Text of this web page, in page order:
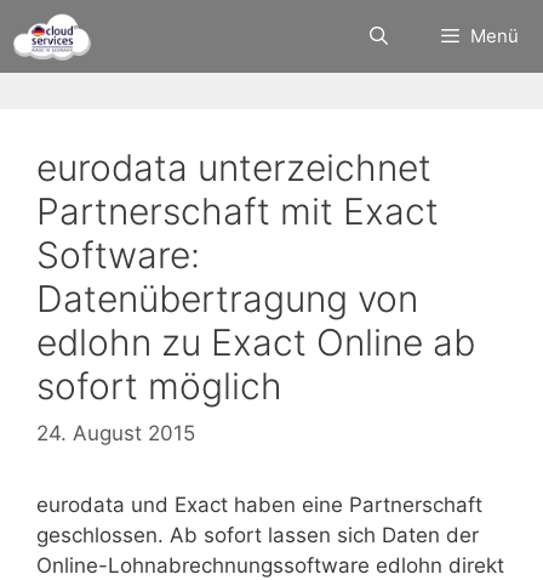
Inhalt
springen
Menü
eurodata unterzeichnet
Partnerschaft mit Exact
Software:
Datenübertragung von
edlohn zu Exact Online ab
sofort möglich
24. August 2015
eurodata und Exact haben eine Partnerschaft
geschlossen. Ab sofort lassen sich Daten der
Online-Lohnabrechnungssoftware edlohn direkt